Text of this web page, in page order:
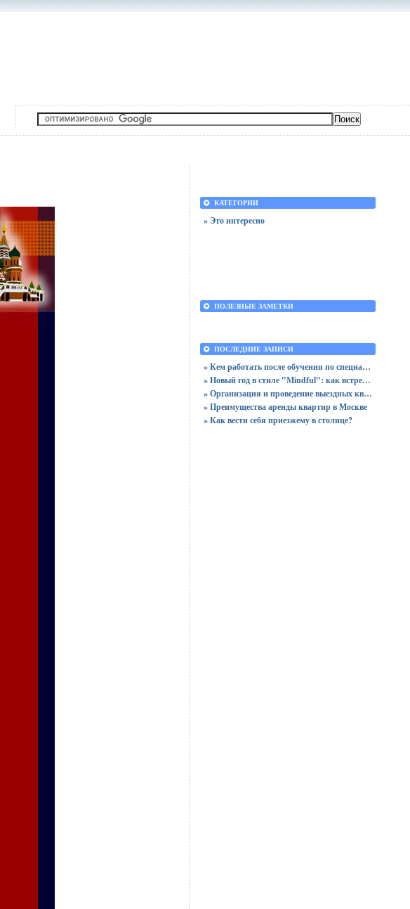
КАТЕГОРИИ
» Это интересно
ПОЛЕЗНЫЕ ЗАМЕТКИ
ПОСЛЕДНИЕ ЗАПИСИ
» Кем работать после обучения по специальности «Логистика»
» Новый год в стиле "Mindful": как встретить праздник, оставшись в сознании
» Организация и проведение выездных квизов
» Преимущества аренды квартир в Москве
» Как вести себя приезжему в столице?